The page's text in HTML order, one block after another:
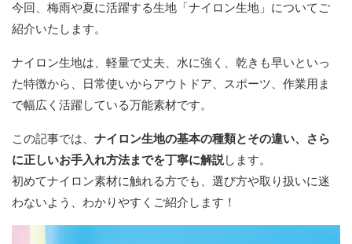
今回、梅雨や夏に活躍する生地「ナイロン生地」についてご
紹介いたします。
ナイロン生地は、軽量で丈夫、水に強く、乾きも早いといっ
た特徴から、日常使いからアウトドア、スポーツ、作業用ま
で幅広く活躍している万能素材です。
この記事では、 ナイロン生地の基本の種類とその違い、さら
に正しいお手入れ方法までを丁寧に解説します。
初めてナイロン素材に触れる方でも、選び方や取り扱いに迷
わないよう、わかりやすくご紹介します！